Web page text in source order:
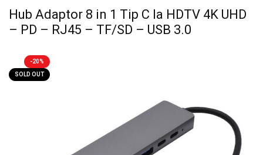
Hub Adaptor 8 in 1 Tip C la HDTV 4K UHD
– PD – RJ45 – TF/SD – USB 3.0
-20%
SOLD OUT